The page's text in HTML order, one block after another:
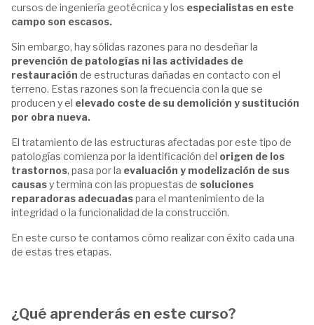
cursos de ingeniería geotécnica y los especialistas en este
campo son escasos.
Sin embargo, hay sólidas razones para no desdeñar la
prevención de patologías ni las actividades de
restauración de estructuras dañadas en contacto con el
terreno. Estas razones son la frecuencia con la que se
producen y el elevado coste de su demolición y sustitución
por obra nueva.
El tratamiento de las estructuras afectadas por este tipo de
patologías comienza por la identificación del origen de los
trastornos, pasa por la evaluación y modelización de sus
causasy termina con las propuestas de soluciones
reparadoras adecuadaspara el mantenimiento de la
integridad o la funcionalidad de la construcción.
En este curso te contamos cómo realizar con éxito cada una
de estas tres etapas.
¿Qué aprenderás en este curso?